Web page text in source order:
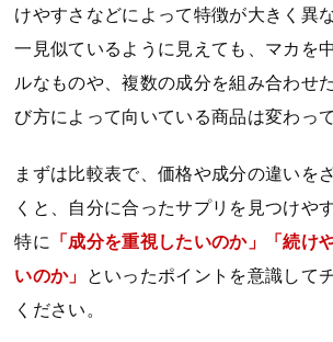
けやすさなどによって特徴が大きく異な
一見似ているように見えても、マカを
ルなものや、複数の成分を組み合わせ
び方によって向いている商品は変わって
まずは比較表で、価格や成分の違いを
くと、自分に合ったサプリを見つけや
特に 「成分を重視したいのか」「続け
いのか」 といったポイントを意識して
ください。